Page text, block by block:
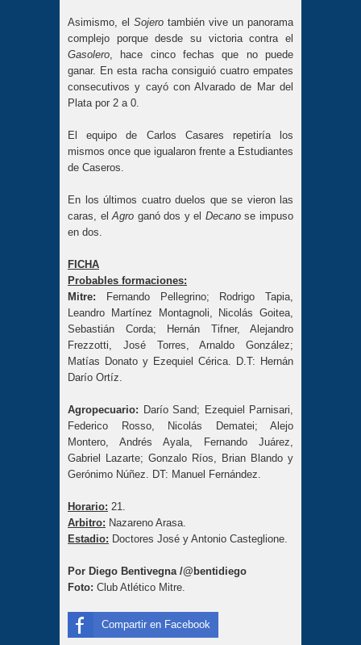
Asimismo, el Sojero también vive un panorama
complejo porque desde su victoria contra el
Gasolero , hace cinco fechas que no puede
ganar. En esta racha consiguió cuatro empates
consecutivos y cayó con Alvarado de Mar del
Plata por 2 a 0.
El equipo de Carlos Casares repetiría los
mismos once que igualaron frente a Estudiantes
de Caseros.
En los últimos cuatro duelos que se vieron las
caras, elAgro ganó dos y el Decanose impuso
en dos.
FICHA
Probables formaciones:
Mitre: Fernando Pellegrino; Rodrigo Tapia,
Leandro Martínez Montagnoli, Nicolás Goitea,
Sebastián Corda; Hernán Tifner, Alejandro
Frezzotti, José Torres, Arnaldo González;
Matías Donato y Ezequiel Cérica. D.T: Hernán
Darío Ortíz.
Agropecuario: Darío Sand; Ezequiel Parnisari,
Federico Rosso, Nicolás Dematei; Alejo
Montero, Andrés Ayala, Fernando Juárez,
Gabriel Lazarte; Gonzalo Ríos, Brian Blando y
Gerónimo Núñez. DT: Manuel Fernández.
Horario: 21.
Arbitro: Nazareno Arasa.
Estadio: Doctores José y Antonio Casteglione.
Por Diego Bentivegna /@bentidiego
Foto: Club Atlético Mitre.
Compartir en Facebook